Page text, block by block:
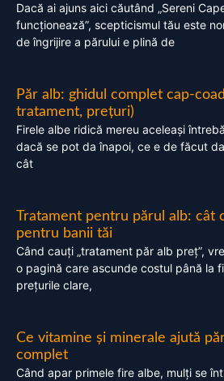
Dacă ai ajuns aici căutând „Sereni
funcționează”, scepticismul tău este
de îngrijire a părului e plină de
Păr alb: ghidul complet cap-
tratament, prețuri)
Firele albe ridică mereu aceleași
dacă se pot da înapoi, ce e de făcut
cât
Tratament pentru părul alb: cât
pentru banii tăi
Când cauți „tratament păr alb preț”,
o pagină care ascunde costul până la
prețurile clare,
Ce vitamine și minerale ajută
complet
Când apar primele fire albe, mulți se